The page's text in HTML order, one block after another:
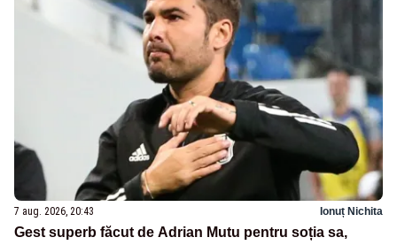
7 aug. 2026, 20:43 Ionuț Nichita
Gest superb făcut de Adrian Mutu pentru soția sa,